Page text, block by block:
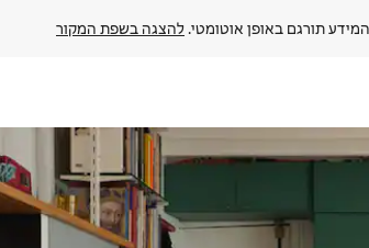
תורגם באופן אוטומטי. להצגה בשפת המקור